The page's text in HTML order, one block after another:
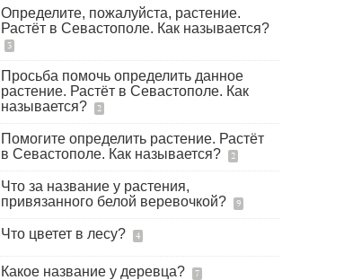
Определите, пожалуйста, растение.
Растёт в Севастополе. Как называется?
3
Просьба помочь определить данное
растение. Растёт в Севастополе. Как
называется?
2
Помогите определить растение. Растёт
в Севастополе. Как называется?
2
Что за название у растения,
привязанного белой веревочкой?
9
Что цветет в лесу? 4
Какое название у деревца? 7